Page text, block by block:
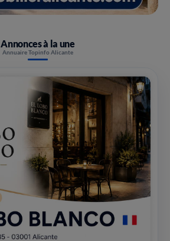
Annonces à la une
Annuaire Topinfo Alicante